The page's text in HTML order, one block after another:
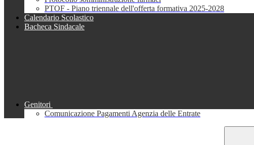
PTOF - Piano triennale dell'offerta formativa 2025-2028
Calendario Scolastico
Bacheca Sindacale
Genitori
Comunicazione Pagamenti Agenzia delle Entrate